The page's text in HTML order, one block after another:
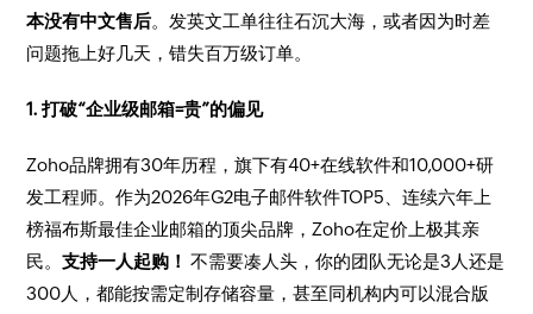
本没有中文售后。发英文工单往往石沉大海，或者因为时差
问题拖上好几天，错失百万级订单。
1. 打破“企业级邮箱=贵”的偏见
Zoho品牌拥有30年历程，旗下有40+在线软件和10,000+研
发工程师。作为2026年G2电子邮件软件TOP5、连续六年上
榜福布斯最佳企业邮箱的顶尖品牌，Zoho在定价上极其亲
民。支持一人起购！ 不需要凑人头，你的团队无论是3人还是
300人，都能按需定制存储容量，甚至同机构内可以混合版